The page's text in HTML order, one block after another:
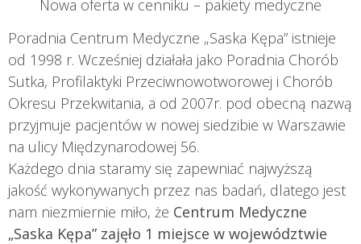
Nowa oferta w cenniku – pakiety medyczne
Poradnia Centrum Medyczne „Saska Kępa” istnieje
od 1998 r. Wcześniej działała jako Poradnia Chorób
Sutka, Profilaktyki Przeciwnowotworowej i Chorób
Okresu Przekwitania, a od 2007r. pod obecną nazwą
przyjmuje pacjentów w nowej siedzibie w Warszawie
na ulicy Międzynarodowej 56.
Każdego dnia staramy się zapewniać najwyższą
jakość wykonywanych przez nas badań, dlatego jest
nam niezmiernie miło, że Centrum Medyczne
„Saska Kępa” zajęło 1 miejsce w województwie